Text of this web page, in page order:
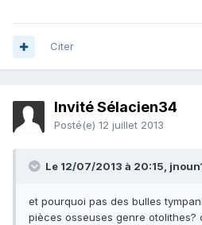
Citer
Invité Sélacien34
Posté(e) 12 juillet 2013
Le 12/07/2013 à 20:15,
et pourquoi pas des bulles
pièces osseuses genre otolithes?